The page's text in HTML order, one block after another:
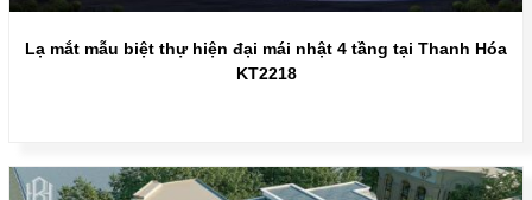
Lạ mắt mẫu biệt thự hiện đại mái nhật 4 tầng tại Thanh Hóa
KT2218